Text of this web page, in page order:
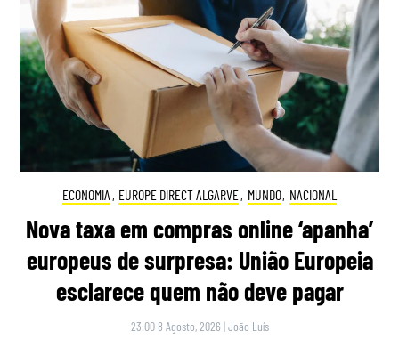
ECONOMIA , EUROPE DIRECT ALGARVE, MUNDO, NACIONAL
Nova taxa em compras online ‘apanha’
europeus de surpresa: União Europeia
esclarece quem não deve pagar
23:00 8 Agosto, 2026 |João Luís